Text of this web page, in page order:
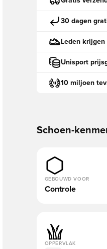
30 dagen
Leden
Unisport
10 miljoen
Schoen-
GEBOUWD VOOR
Controle
OPPERVLAK